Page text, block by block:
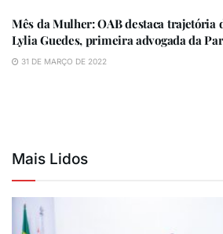
Mês da Mulher: OAB destaca trajetória
Lylia Guedes, primeira advogada da
31 DE MARÇO DE 2022
Mais Lidos